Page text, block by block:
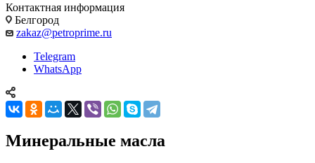
Контактная информация
Белгород
zakaz@petroprime.ru
Telegram
WhatsApp
Минеральные масла